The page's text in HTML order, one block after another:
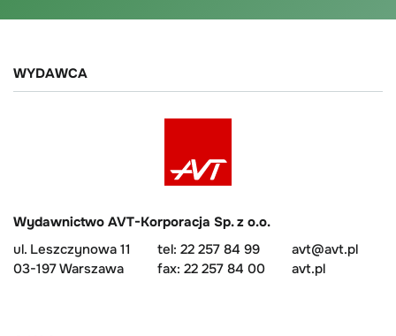
WYDAWCA
Wydawnictwo AVT-Korporacja Sp. z o.o.
ul. Leszczynowa 11
03-197 Warszawa
tel: 22 257 84 99
fax: 22 257 84 00
avt@avt.pl
avt.pl